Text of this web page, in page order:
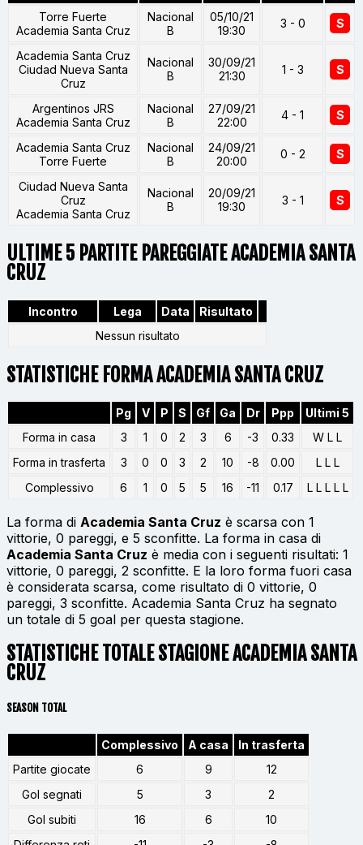
Torre Fuerte
Academia Santa Cruz
Nacional
B
05/10/21
19:30
3 - 0 S
Academia Santa Cruz
Ciudad Nueva Santa
Cruz
Nacional
B
30/09/21
21:30
1 - 3 S
Argentinos JRS
Academia Santa Cruz
Nacional
B
27/09/21
22:00
4 - 1 S
Academia Santa Cruz
Torre Fuerte
Nacional
B
24/09/21
20:00
0 - 2 S
Ciudad Nueva Santa
Cruz
Academia Santa Cruz
Nacional
B
20/09/21
19:30
3 - 1 S
ULTIME 5 PARTITE PAREGGIATE ACADEMIA SANTA
CRUZ
Incontro Lega Data
Risultato
Nessun risultato
STATISTICHE FORMA ACADEMIA SANTA CRUZ
Pg V P S Gf Ga Dr Ppp
Ultimi 5
Forma in casa
3 1 0 2 3 6 -3 0.33
W L L
Forma in trasferta
3 0 0 3 2 10 -8 0.00
L L L
Complessivo
6 1 0 5 5 16 -11 0.17 L L L L L
La forma di Academia Santa Cruz è scarsa con 1
vittorie, 0 pareggi, e 5 sconfitte. La forma in casa di
Academia Santa Cruz è media con i seguenti risultati: 1
vittorie, 0 pareggi, 2 sconfitte. E la loro forma fuori casa
è considerata scarsa, come risultato di 0 vittorie, 0
pareggi, 3 sconfitte. Academia Santa Cruz ha segnato
un totale di 5 goal per questa stagione.
STATISTICHE TOTALE STAGIONE ACADEMIA SANTA
CRUZ
SEASON TOTAL
Complessivo A casa
In trasferta
Partite giocate
6 9
12
Gol segnati
5 3
2
Gol subiti
16 6
10